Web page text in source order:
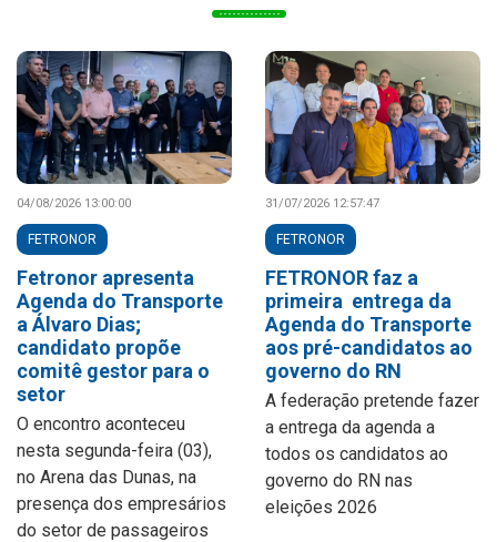
04/08/2026 13:00:00
FETRONOR
Fetronor apresenta
Agenda do Transporte
a Álvaro Dias;
candidato propõe
comitê gestor para o
setor
O encontro aconteceu
nesta segunda-feira (03),
no Arena das Dunas, na
presença dos empresários
do setor de passageiros
31/07/2026 12:57:47
FETRONOR
FETRONOR faz a
primeira entrega da
Agenda do Transporte
aos pré-candidatos ao
governo do RN
A federação pretende fazer
a entrega da agenda a
todos os candidatos ao
governo do RN nas
eleições 2026